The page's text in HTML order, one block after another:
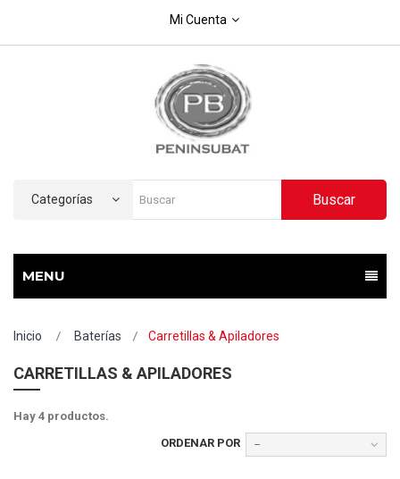
Mi Cuenta
Categorías Buscar
MENU
Inicio Baterías Carretillas & Apiladores
CARRETILLAS & APILADORES
Hay 4 productos.
ORDENAR POR
--